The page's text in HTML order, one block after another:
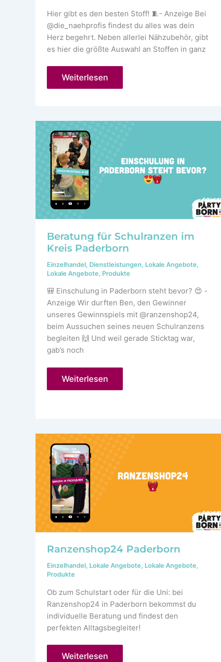
Hier gibt es den besten Stoff! 🧵- Anzeige Bei
@die_naehprofis findest du alles was dein
Herz begehrt. Neben allerlei Nähzubehör, gibt
es hier die größte Auswahl an Stoffen in ganz
Stoffsortiment
Weiterlesen
Beratung für Schulranzen im
Kreis Paderborn
Einzelhandel, Dienstleistungen, Lokale Angebote,
Lokale Angebote, Produkte
🎒 Einschulung in Paderborn steht bevor? 😍 -
Anzeige Wir durften Ben, den Gewinner
unseres Gewinnspiels mit @ranzenshop24,
beim Aussuchen seines neuen Schulranzens
begleiten 🙌 Und weil gerade Sticktag war,
gab’s noch
Beratung
Weiterlesen
Ranzenshop24 Paderborn
Einzelhandel, Lokale Angebote, Lokale Angebote,
Produkte
Ob zum Schulstart oder für die Uni: bei
Ranzenshop24 in Paderborn bekommst du
individuelle Beratung und findest den
perfekten Alltagsbegleiter!
Ranzenshop24
Weiterlesen